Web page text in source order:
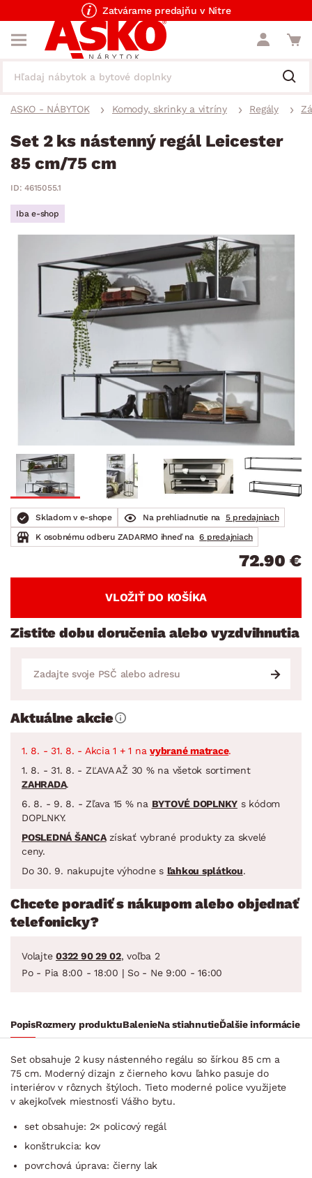
Zatvárame predajňu v Nitre
ASKO - NÁBYTOK Komody, skrinky a vitríny Regály
Set 2 ks nástenný regál Leicester
85 cm/75 cm
ID: 4615055.1
Iba e-shop
Skladom v e-shope Na prehliadnutie na
5 predajniach
K osobnému odberu ZADARMO ihneď na 6 predajniach
72.90 €
VLOŽIŤ DO KOŠÍKA
Zistite dobu doručenia alebo vyzdvihnutia
Aktuálne akcie
1. 8. - 31. 8. - Akcia 1 + 1 na vybrané matrace.
1. 8. - 31. 8. - ZĽAVA AŽ 30 % na všetok sortiment
ZAHRADA.
6. 8. - 9. 8. - Zľava 15 % na BYTOVÉ DOPLNKY s kódom
DOPLNKY.
POSLEDNÁ ŠANCAzískať vybrané produkty za skvelé
ceny.
Do 30. 9. nakupujte výhodne s ľahkou splátkou.
Chcete poradiť s nákupom alebo objednať
telefonicky?
Volajte 0322 90 29 02, voľba 2
Po - Pia 8:00 - 18:00 | So - Ne 9:00 - 16:00
PopisRozmery produktuBalenieNa stiahnutieĎalšie informácie
Set obsahuje 2 kusy nástenného regálu so šírkou 85 cm a
75 cm. Moderný dizajn z čierneho kovu ľahko pasuje do
interiérov v rôznych štýloch. Tieto moderné police využijete
v akejkoľvek miestnosťi Vášho bytu.
set obsahuje: 2× policový regál
konštrukcia: kov
povrchová úprava: čierny lak